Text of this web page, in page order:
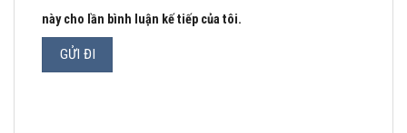
này cho lần bình luận kế tiếp của tôi.